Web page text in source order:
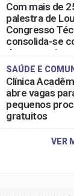
Com mais de
palestra de
Congresso
consolida-se
do setor
SAÚDE E
Clínica
abre vagas
pequenos
gratuitos
VER